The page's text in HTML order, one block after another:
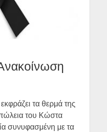
τα θερμά της
του Κώστα
συνυφασμένη με τα